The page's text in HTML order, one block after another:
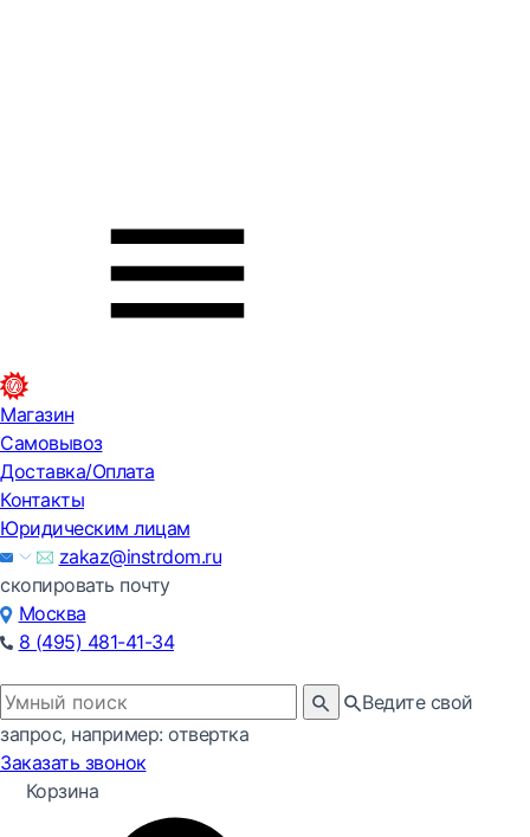
Магазин
Самовывоз
Доставка/Оплата
Контакты
Юридическим лицам
zakaz@instrdom.ru
скопировать почту
Москва
8 (495) 481-41-34
Ведите свой
запрос, например: отвертка
Заказать звонок
Корзина